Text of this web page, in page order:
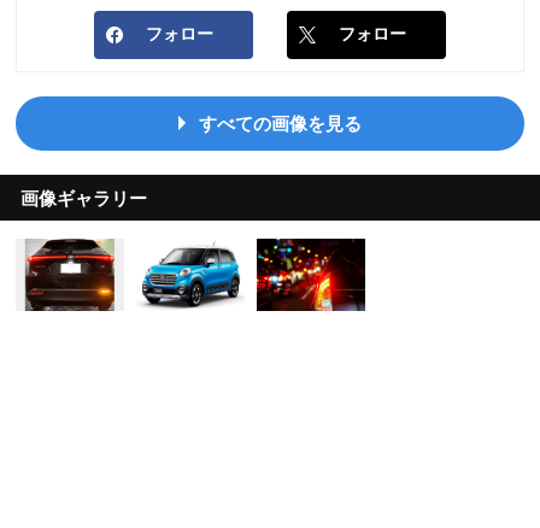
フォロー フォロー
すべての画像を見る
画像ギャラリー